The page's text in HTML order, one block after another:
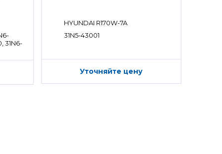
31N6-
HYUNDAI R170W-7A
31N5-43001
Уточняйте цену